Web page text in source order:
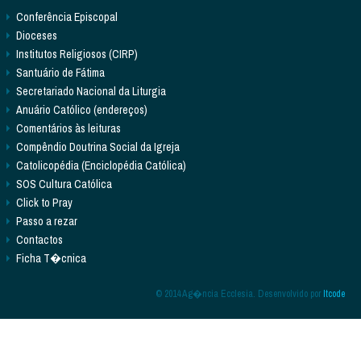
Conferência Episcopal
Dioceses
Institutos Religiosos (CIRP)
Santuário de Fátima
Secretariado Nacional da Liturgia
Anuário Católico (endereços)
Comentários às leituras
Compêndio Doutrina Social da Igreja
Catolicopédia (Enciclopédia Católica)
SOS Cultura Católica
Click to Pray
Passo a rezar
Contactos
Ficha T�cnica
© 2014 Ag�ncia Ecclesia. Desenvolvido porItcode